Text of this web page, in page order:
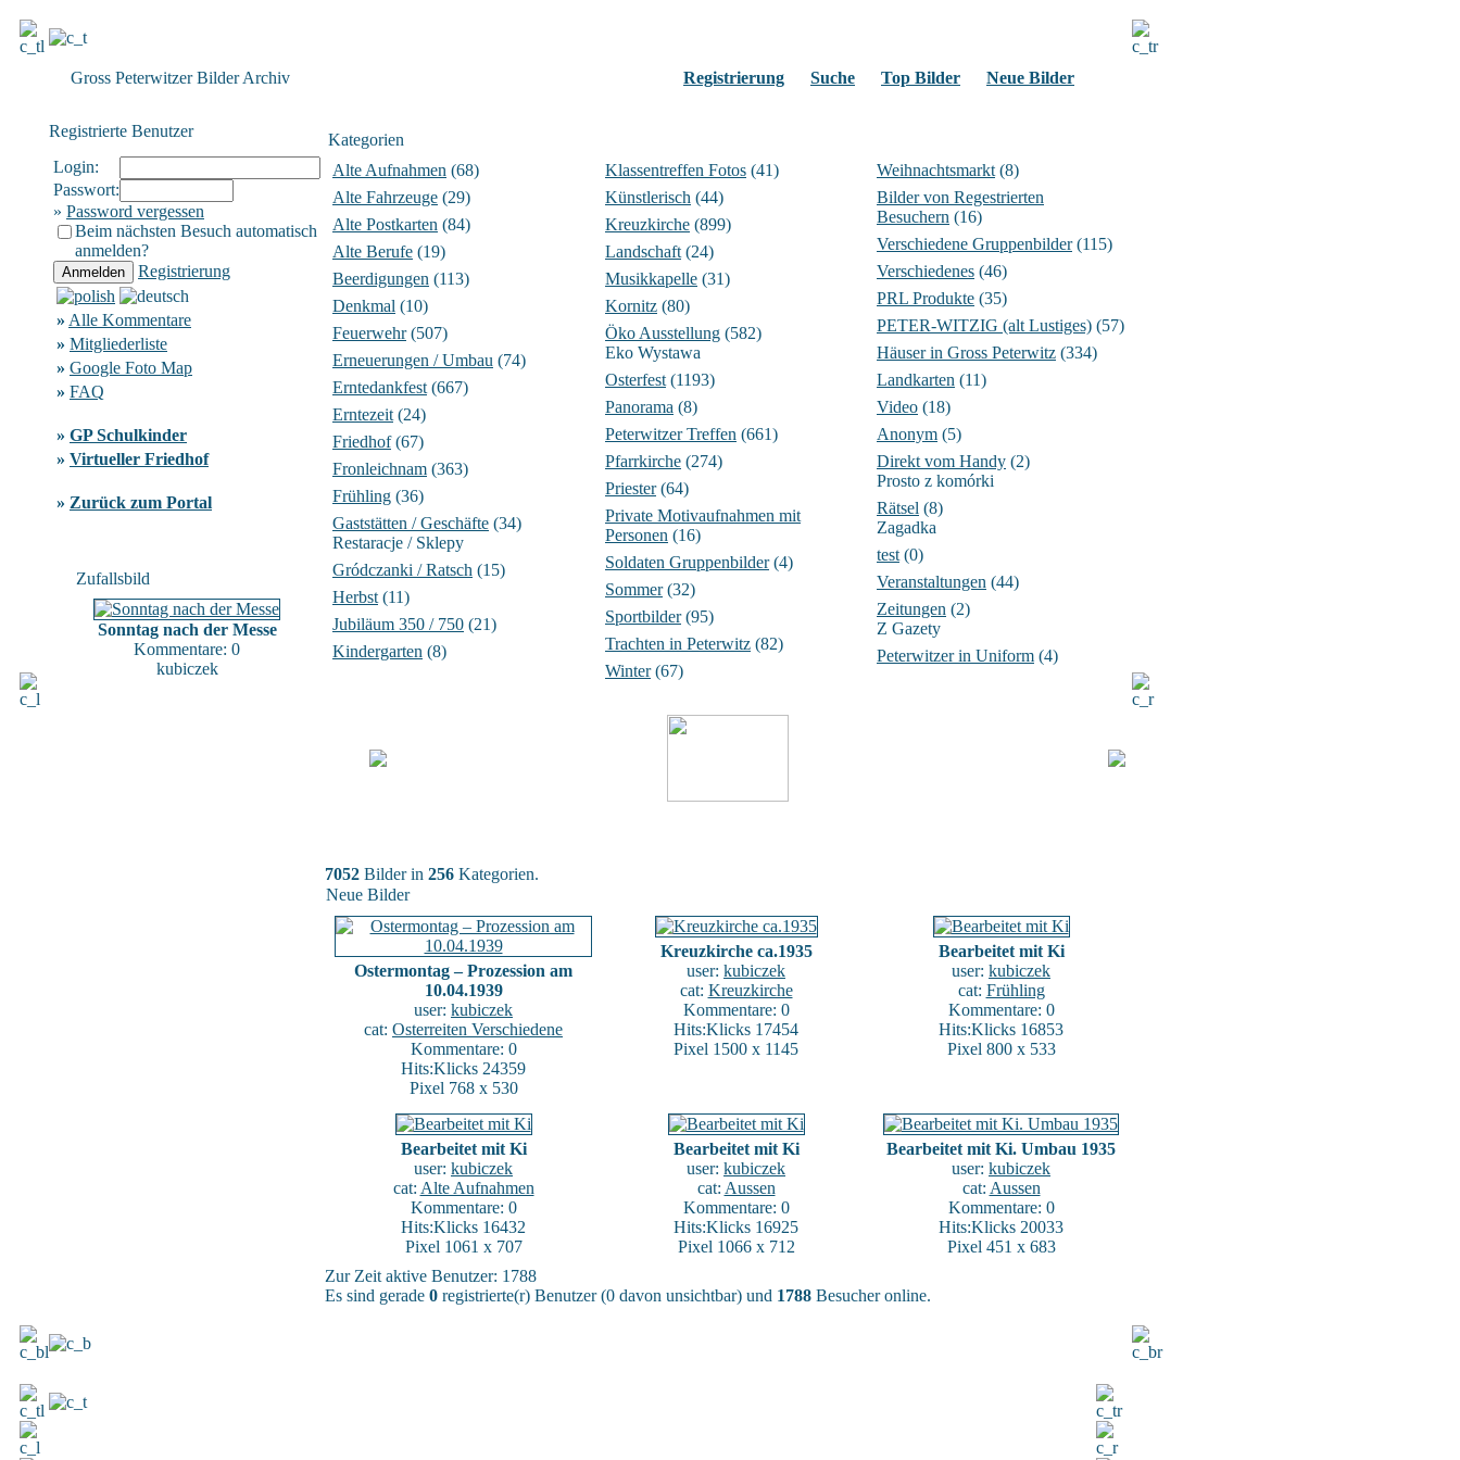
Gross Peterwitzer Bilder Archiv Registrierung Suche Top Bilder Neue Bilder
Registrierte Benutzer
Login:
Passwort:
» Password vergessen
Beim nächsten Besuch automatisch
anmelden?
Registrierung
» Alle Kommentare
» Mitgliederliste
» Google Foto Map
» FAQ
» GP Schulkinder
» Virtueller Friedhof
» Zurück zum Portal
Zufallsbild
Sonntag nach der Messe
Kommentare: 0
kubiczek
Kategorien
Alte Aufnahmen (68)
Alte Fahrzeuge (29)
Alte Postkarten (84)
Alte Berufe (19)
Beerdigungen (113)
Denkmal (10)
Feuerwehr(507)
Erneuerungen / Umbau (74)
Erntedankfest (667)
Erntezeit (24)
Friedhof(67)
Fronleichnam (363)
Frühling (36)
Gaststätten / Geschäfte (34)
Restaracje / Sklepy
Gródczanki / Ratsch (15)
Herbst (11)
Jubiläum 350 / 750 (21)
Kindergarten (8)
Klassentreffen Fotos (41)
Künstlerisch (44)
Kreuzkirche (899)
Landschaft (24)
Musikkapelle (31)
Kornitz (80)
Öko Ausstellung (582)
Eko Wystawa
Osterfest (1193)
Panorama (8)
Peterwitzer Treffen (661)
Pfarrkirche (274)
Priester(64)
Private Motivaufnahmen mit
Personen (16)
Soldaten Gruppenbilder(4)
Sommer(32)
Sportbilder(95)
Trachten in Peterwitz (82)
Winter(67)
Weihnachtsmarkt (8)
Bilder von Regestrierten
Besuchern (16)
Verschiedene Gruppenbilder(115)
Verschiedenes (46)
PRL Produkte (35)
PETER-WITZIG (alt Lustiges) (57)
Häuser in Gross Peterwitz (334)
Landkarten (11)
Video (18)
Anonym (5)
Direkt vom Handy (2)
Prosto z komórki
Rätsel (8)
Zagadka
test (0)
Veranstaltungen (44)
Zeitungen (2)
Z Gazety
Peterwitzer in Uniform (4)
7052 Bilder in 256 Kategorien.
Neue Bilder
Ostermontag – Prozession am
10.04.1939
user: kubiczek
cat: Osterreiten Verschiedene
Kommentare: 0
Hits:Klicks 24359
Pixel 768 x 530
Kreuzkirche ca.1935
user: kubiczek
cat: Kreuzkirche
Kommentare: 0
Hits:Klicks 17454
Pixel 1500 x 1145
Bearbeitet mit Ki
user: kubiczek
cat: Frühling
Kommentare: 0
Hits:Klicks 16853
Pixel 800 x 533
Bearbeitet mit Ki
user: kubiczek
cat: Alte Aufnahmen
Kommentare: 0
Hits:Klicks 16432
Pixel 1061 x 707
Bearbeitet mit Ki
user: kubiczek
cat: Aussen
Kommentare: 0
Hits:Klicks 16925
Pixel 1066 x 712
Bearbeitet mit Ki. Umbau 1935
user: kubiczek
cat: Aussen
Kommentare: 0
Hits:Klicks 20033
Pixel 451 x 683
Zur Zeit aktive Benutzer: 1788
Es sind gerade 0 registrierte(r) Benutzer (0 davon unsichtbar) und 1788 Besucher online.